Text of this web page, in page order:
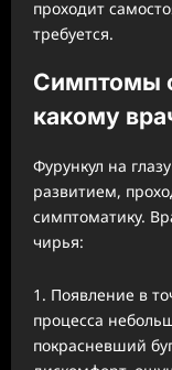
проходит
требуется.
Симптомы
какому
Фурункул на
развитием,
симптоматику.
чирья:
Появление в
процесса
покрасневший